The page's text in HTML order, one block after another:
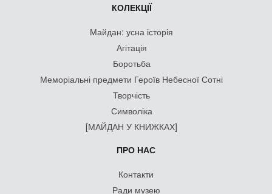
КОЛЕКЦІЇ
Майдан: усна історія
Агітація
Боротьба
Меморіальні предмети Героїв Небесної Сотні
Творчість
Символіка
[МАЙДАН У КНИЖКАХ]
ПРО НАС
Контакти
Ради музею